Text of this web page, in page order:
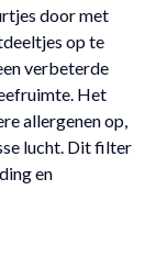
door met
op te
verbeterde
Het
allergenen op,
lucht. Dit filter
en